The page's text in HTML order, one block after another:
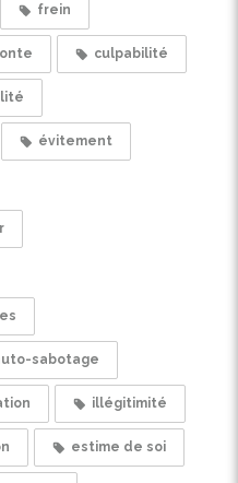
frein
culpabilité
évitement
sabotage
illégitimité
estime de soi